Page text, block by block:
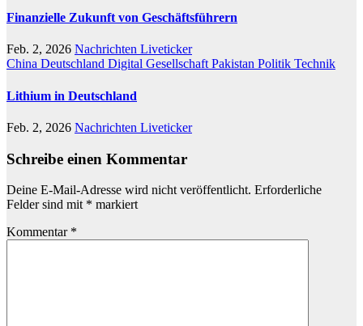
Finanzielle Zukunft von Geschäftsführern
Feb. 2, 2026 Nachrichten Liveticker
China Deutschland Digital GesellschaftPakistan Politik Technik
Lithium in Deutschland
Feb. 2, 2026 Nachrichten Liveticker
Schreibe einen Kommentar
Deine E-Mail-Adresse wird nicht veröffentlicht. Erforderliche
Felder sind mit * markiert
Kommentar *